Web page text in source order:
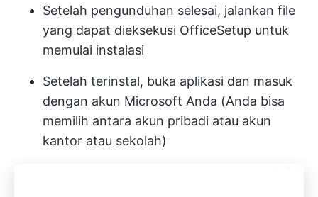
Setelah pengunduhan selesai, jalankan file
yang dapat dieksekusi OfficeSetup untuk
memulai instalasi
Setelah terinstal, buka aplikasi dan masuk
dengan akun Microsoft Anda (Anda bisa
memilih antara akun pribadi atau akun
kantor atau sekolah)